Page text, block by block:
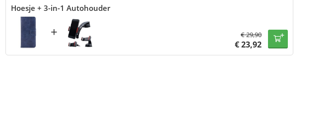
Hoesje + 3-in-1 Autohouder
+ €29,90
€23,92